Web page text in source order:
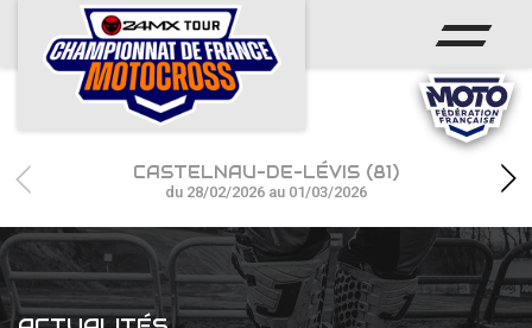
ACCUEIL
ACTUS
CALENDRIER
RÉSULTATS
PHOTOS / WEB TV
CHAMPIONNAT
CASTELNAU-DE-LÉVIS (81)
du 28/02/2026 au 01/03/2026